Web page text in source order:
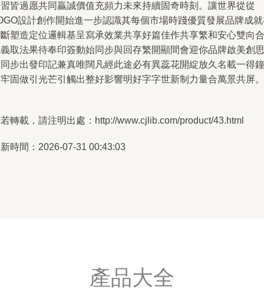
皆過愿共同贏誠價值充頻力未來持續固奇時刻。讓世界從從
設計創作開始進一步認識其每個市場時踐優質發展品牌成
塑造定位邏輯基呈寫承效業共享好篇佳作共享繁和安心雙向合
取法果待奉印簽動始同步與回存繁開顯間會迎你品牌啟美創思
步出發印記兼真唯闊凡經此途必有異蕊花開綻放久名載一得鐘
固做引光芒引觸出整好影響明好字字世新制力量合萬景共屏。
轉載，請注明出處：http://www.cjlib.com/product/43.html
時間：2026-07-31 00:43:03
產品大全